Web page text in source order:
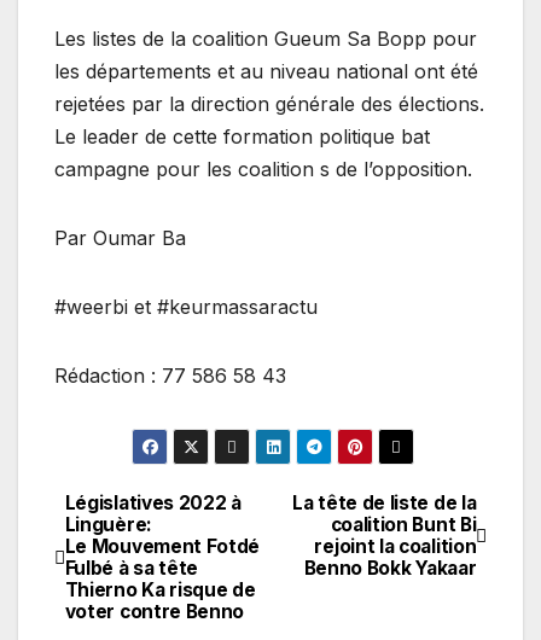
Les listes de la coalition Gueum Sa Bopp pour
les départements et au niveau national ont été
rejetées par la direction générale des élections.
Le leader de cette formation politique bat
campagne pour les coalition s de l’opposition.
Par Oumar Ba
#weerbi et #keurmassaractu
Rédaction : 77 586 58 43
Navigation
de
l’article
La tête de liste de la
coalition Bunt Bi
rejoint la coalition
Benno Bokk Yakaar
Législatives 2022 à
Linguère:
Le Mouvement Fotdé
Fulbé à sa tête
Thierno Ka risque de
voter contre Benno